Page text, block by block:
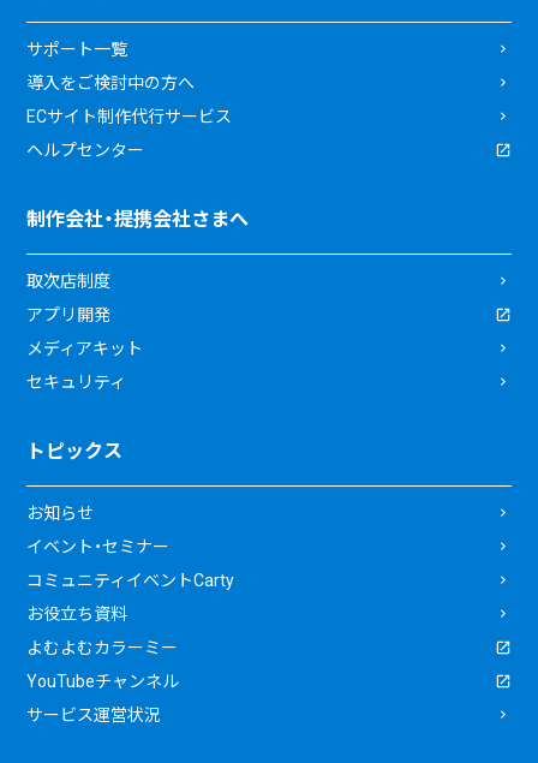
サポート一覧
導入をご検討中の方へ
ECサイト制作代行サービス
ヘルプセンター
制作会社・提携会社さまへ
取次店制度
アプリ開発
メディアキット
セキュリティ
トピックス
お知らせ
イベント・セミナー
コミュニティイベントCarty
お役立ち資料
よむよむカラーミー
YouTubeチャンネル
サービス運営状況